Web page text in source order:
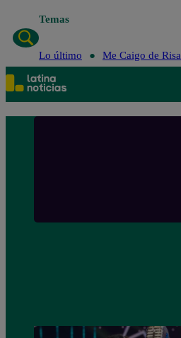
Temas
Lo último Me Caigo de Risa